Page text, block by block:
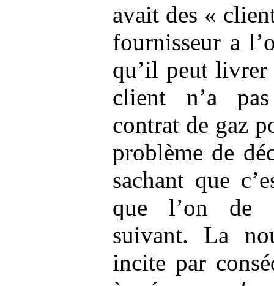
avait des «
fournisseur a
qu’il peut livrer
client n’a
contrat de gaz
problème de
sachant que
que l’on de
suivant. La
incite par